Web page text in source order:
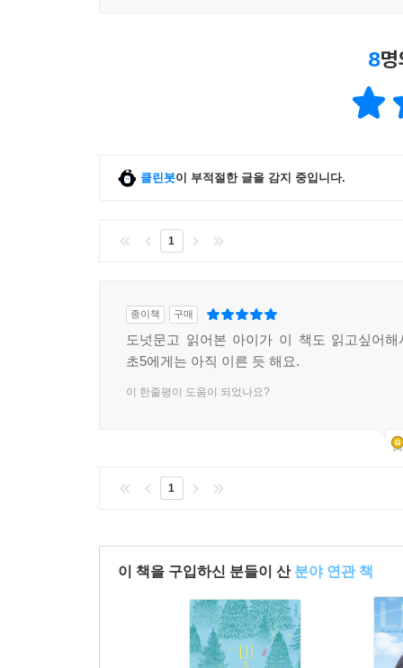
8
클린봇이 부적절한 글을 감지 중입니다.
1
종이책 구매
도넛문고 읽어본 아이가 이 책도 읽고싶어해
초5에게는 아직 이른 듯 해요.
이 한줄평이 도움이 되었나요?
1
이 책을 구입하신 분들이 산 분야 연관 책